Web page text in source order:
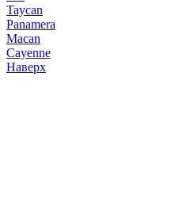
Taycan
Panamera
Macan
Cayenne
Наверх